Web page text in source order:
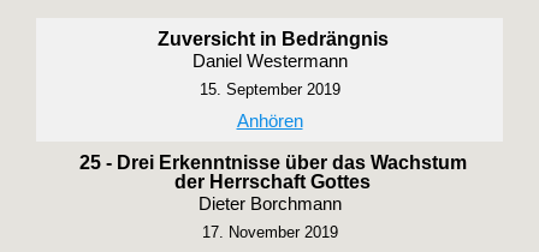
Zuversicht in Bedrängnis
Daniel Westermann
15. September 2019
Anhören
25 - Drei Erkenntnisse über das Wachstum
der Herrschaft Gottes
Dieter Borchmann
17. November 2019